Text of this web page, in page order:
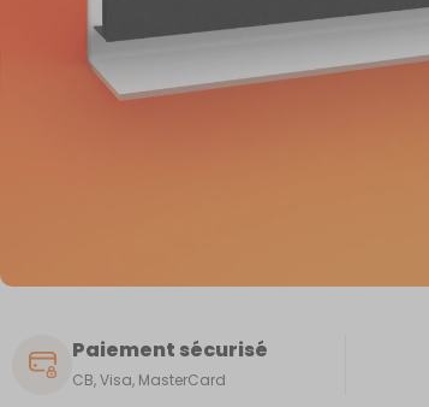
Paiement sécurisé
CB, Visa, MasterCard